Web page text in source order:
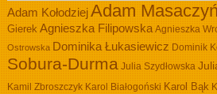
Adam KołodziejAdam
Gierek Agnieszka Filipowska Agnieszka
Ostrowska Dominika Łukasiewicz Dominik
Sobura-Durma Julia Szydłowska
Kamil Zbroszczyk Karol Białogoński Karol Bąk